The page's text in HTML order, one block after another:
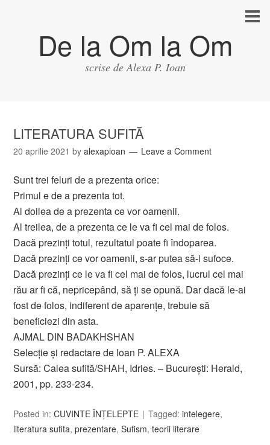
De la Om la Om
scrise de Alexa P. Ioan
LITERATURA SUFITĂ
20 aprilie 2021 byalexapioan Leave a Comment
Sunt trei feluri de a prezenta orice:
Primul e de a prezenta tot.
Al doilea de a prezenta ce vor oamenii.
Al treilea, de a prezenta ce le va fi cel mai de folos.
Dacă prezinţi totul, rezultatul poate fi îndoparea.
Dacă prezinţi ce vor oamenii, s-ar putea să-i sufoce.
Dacă prezinţi ce le va fi cel mai de folos, lucrul cel mai
rău ar fi că, nepricepând, să ţi se opună. Dar dacă le-ai
fost de folos, indiferent de aparenţe, trebuie să
beneficiezi din asta.
AJMAL DIN BADAKHSHAN
Selecţie şi redactare de Ioan P. ALEXA
Sursă: Calea sufită/SHAH, Idries. – Bucureşti: Herald,
2001, pp. 233-234.
Posted in:CUVINTE ÎNȚELEPTE Tagged:intelegere,
literatura sufita,prezentare,Sufism,teorii literare